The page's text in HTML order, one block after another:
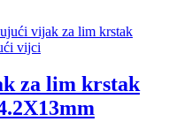
vijak za lim krstak
vijci
za lim krstak